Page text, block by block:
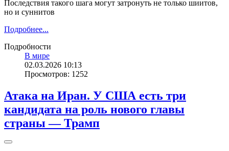
Последствия такого шага могут затронуть не только шиитов,
но и суннитов
Подробнее...
Подробности
В мире
02.03.2026 10:13
Просмотров: 1252
Атака на Иран. У США есть три
кандидата на роль нового главы
страны — Трамп